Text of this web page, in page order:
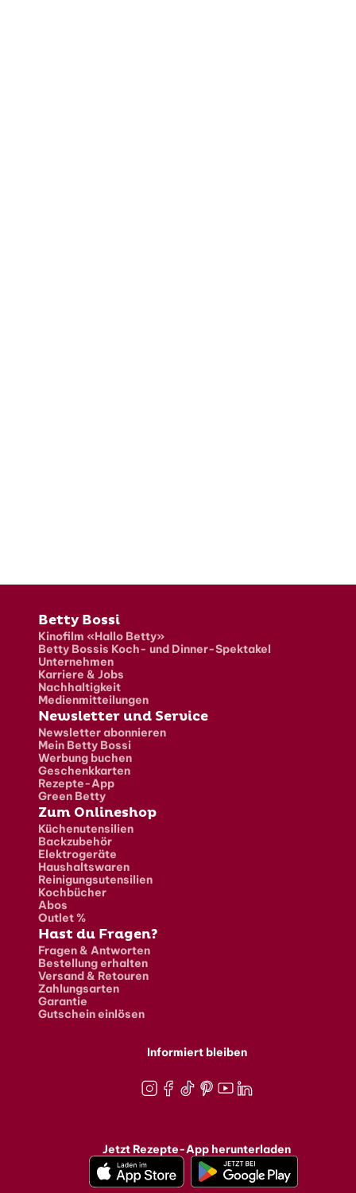
Fusszeile
Betty Bossi
Kinofilm «Hallo Betty»
Betty Bossis Koch- und Dinner-Spektakel
Unternehmen
Karriere & Jobs
Nachhaltigkeit
Medienmitteilungen
Newsletter und Service
Newsletter abonnieren
Mein Betty Bossi
Werbung buchen
Geschenkkarten
Rezepte-App
Green Betty
Zum Onlineshop
Küchenutensilien
Backzubehör
Elektrogeräte
Haushaltswaren
Reinigungsutensilien
Kochbücher
Abos
Outlet %
Hast du Fragen?
Fragen & Antworten
Bestellung erhalten
Versand & Retouren
Zahlungsarten
Garantie
Gutschein einlösen
Informiert bleiben
Jetzt Rezepte-App herunterladen